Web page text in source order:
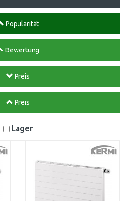
Popularität
Bewertung
Preis
Preis
Lager